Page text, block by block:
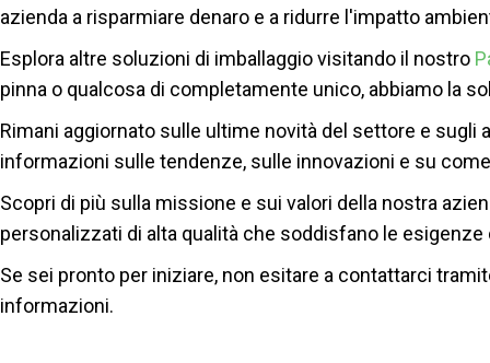
azienda a risparmiare denaro e a ridurre l'impatto
Esplora altre soluzioni di imballaggio visitando il nostro
pinna o qualcosa di completamente unico, abbiamo la
Rimani aggiornato sulle ultime novità del settore e
informazioni sulle tendenze, sulle innovazioni e su
Scopri di più sulla missione e sui valori della nostra
personalizzati di alta qualità che soddisfano le esigenze
Se sei pronto per iniziare, non esitare a contattarci
informazioni.